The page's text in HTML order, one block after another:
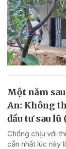
Một năm
An: Không
đầu tư sau lũ
Chống chịu với
cần nhất lúc này